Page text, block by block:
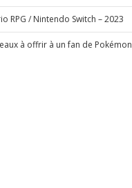
RPG / Nintendo Switch – 2023
à offrir à un fan de Pokémon